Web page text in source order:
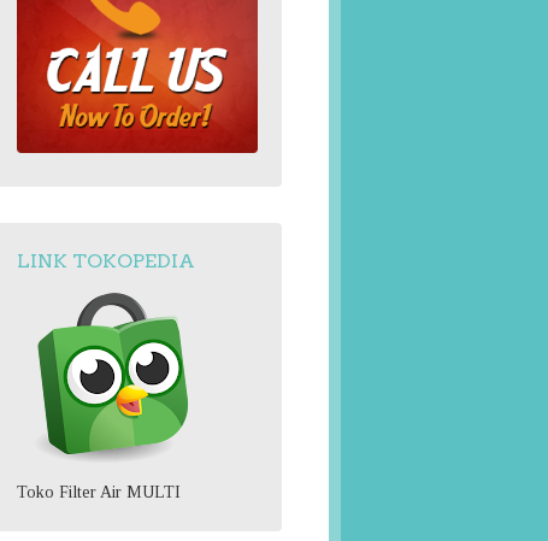
LINK TOKOPEDIA
Toko Filter Air MULTI